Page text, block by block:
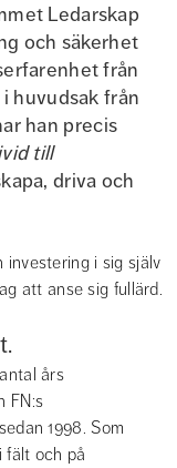
Ledarskap
och säkerhet
från
huvudsak från
han precis
till
driva och
investering i sig själv
att anse sig fullärd.
års
FN:s
1998. Som
fält och på